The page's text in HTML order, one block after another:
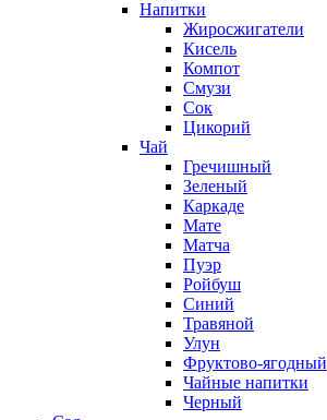
Напитки
Жиросжигатели
Кисель
Компот
Смузи
Сок
Цикорий
Чай
Гречишный
Зеленый
Каркаде
Мате
Матча
Пуэр
Ройбуш
Синий
Травяной
Улун
Фруктово-ягодный
Чайные напитки
Черный